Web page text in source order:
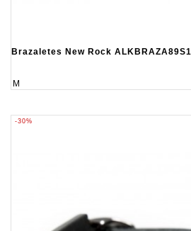
Brazaletes New Rock ALKBRAZA89S1
M
-30%